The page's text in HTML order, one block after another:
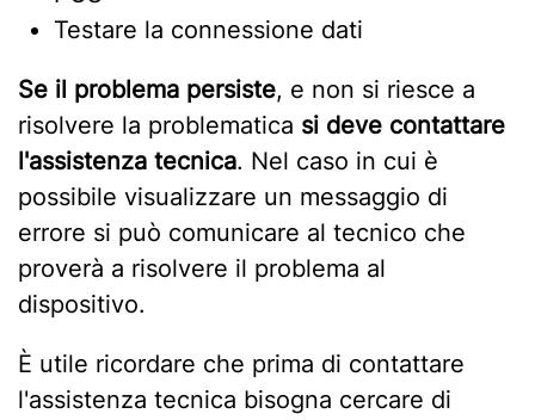
Testare la connessione dati
Se il problema persiste, e non si riesce a
risolvere la problematica si deve contattare
l'assistenza tecnica. Nel caso in cui è
possibile visualizzare un messaggio di
errore si può comunicare al tecnico che
proverà a risolvere il problema al
dispositivo.
È utile ricordare che prima di contattare
l'assistenza tecnica bisogna cercare di